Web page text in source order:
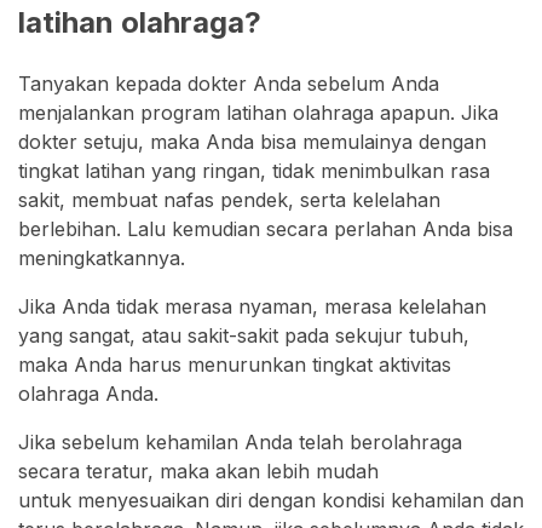
latihan olahraga?
Tanyakan kepada dokter Anda sebelum Anda
menjalankan program latihan olahraga apapun. Jika
dokter setuju, maka Anda bisa memulainya dengan
tingkat latihan yang ringan, tidak menimbulkan rasa
sakit, membuat nafas pendek, serta kelelahan
berlebihan. Lalu kemudian secara perlahan Anda bisa
meningkatkannya.
Jika Anda tidak merasa nyaman, merasa kelelahan
yang sangat, atau sakit-sakit pada sekujur tubuh,
maka Anda harus menurunkan tingkat aktivitas
olahraga Anda.
Jika sebelum kehamilan Anda telah berolahraga
secara teratur, maka akan lebih mudah
untuk menyesuaikan diri dengan kondisi kehamilan dan